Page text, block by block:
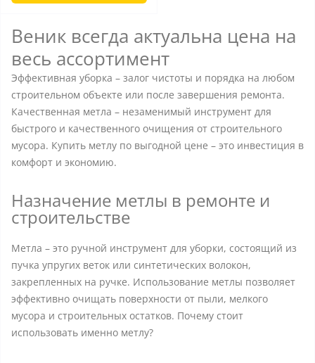
Веник всегда актуальна цена на
весь ассортимент
Эффективная уборка – залог чистоты и порядка на любом
строительном объекте или после завершения ремонта.
Качественная метла – незаменимый инструмент для
быстрого и качественного очищения от строительного
мусора. Купить метлу по выгодной цене – это инвестиция в
комфорт и экономию.
Назначение метлы в ремонте и
строительстве
Метла – это ручной инструмент для уборки, состоящий из
пучка упругих веток или синтетических волокон,
закрепленных на ручке. Использование метлы позволяет
эффективно очищать поверхности от пыли, мелкого
мусора и строительных остатков. Почему стоит
использовать именно метлу?